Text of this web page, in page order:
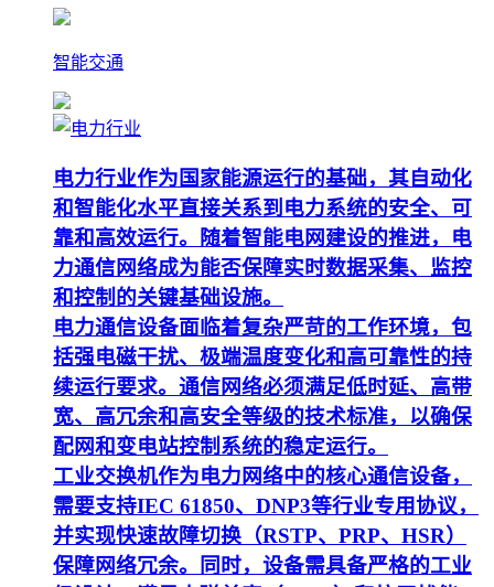
智能交通
电力行业作为国家能源运行的基础，其自动化
和智能化水平直接关系到电力系统的安全、可
靠和高效运行。随着智能电网建设的推进，电
力通信网络成为能否保障实时数据采集、监控
和控制的关键基础设施。
电力通信设备面临着复杂严苛的工作环境，包
括强电磁干扰、极端温度变化和高可靠性的持
续运行要求。通信网络必须满足低时延、高带
宽、高冗余和高安全等级的技术标准，以确保
配网和变电站控制系统的稳定运行。
工业交换机作为电力网络中的核心通信设备，
需要支持IEC 61850、DNP3等行业专用协议，
并实现快速故障切换（RSTP、PRP、HSR）
保障网络冗余。同时，设备需具备严格的工业